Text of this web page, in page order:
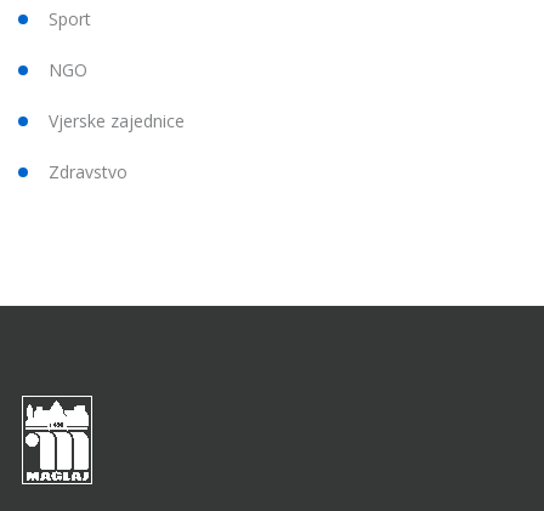
Sport
NGO
Vjerske zajednice
Zdravstvo